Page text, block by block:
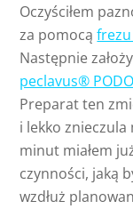
Oczyściłem
za pomocą
Następnie
peclavus®
Preparat ten
i lekko znieczula
minut miałem
czynności, jaką
wzdłuż